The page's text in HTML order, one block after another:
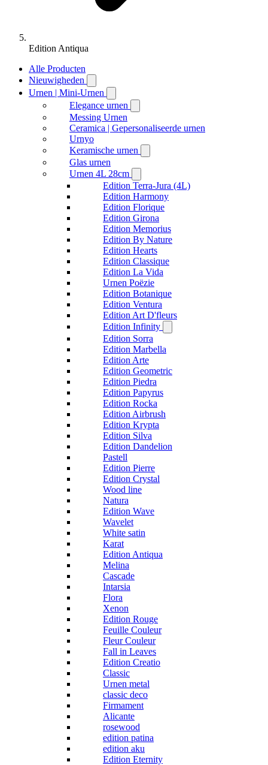
Edition Antiqua
Alle Producten
Nieuwigheden
Urnen | Mini-Urnen
Elegance urnen
Messing Urnen
Ceramica | Gepersonaliseerde urnen
Urnyo
Keramische urnen
Glas urnen
Urnen 4L 28cm
Edition Terra-Jura (4L)
Edition Harmony
Edition Florique
Edition Girona
Edition Memorius
Edition By Nature
Edition Hearts
Edition Classique
Edition La Vida
Urnen Poëzie
Edition Botanique
Edition Ventura
Edition Art D'fleurs
Edition Infinity
Edition Sorra
Edition Marbella
Edition Arte
Edition Geometric
Edition Piedra
Edition Papyrus
Edition Rocka
Edition Airbrush
Edition Krypta
Edition Silva
Edition Dandelion
Pastell
Edition Pierre
Edition Crystal
Wood line
Natura
Edition Wave
Wavelet
White satin
Karat
Edition Antiqua
Melina
Cascade
Intarsia
Flora
Xenon
Edition Rouge
Feuille Couleur
Fleur Couleur
Fall in Leaves
Edition Creatio
Classic
Urnen metal
classic deco
Firmament
Alicante
rosewood
edition patina
edition aku
Edition Eternity